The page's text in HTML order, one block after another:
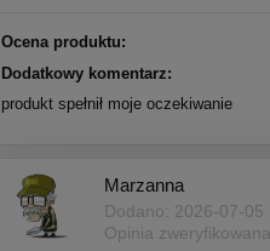
Ocena produktu:
Dodatkowy komentarz:
produkt spełnił moje oczekiwanie
Marzanna
Dodano: 2026-07-05
Opinia zweryfikowana